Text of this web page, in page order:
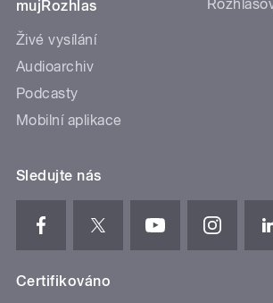
mujRozhlas
Živé vysílání
Audioarchiv
Podcasty
Mobilní aplikace
Sledujte nás
Certifikováno